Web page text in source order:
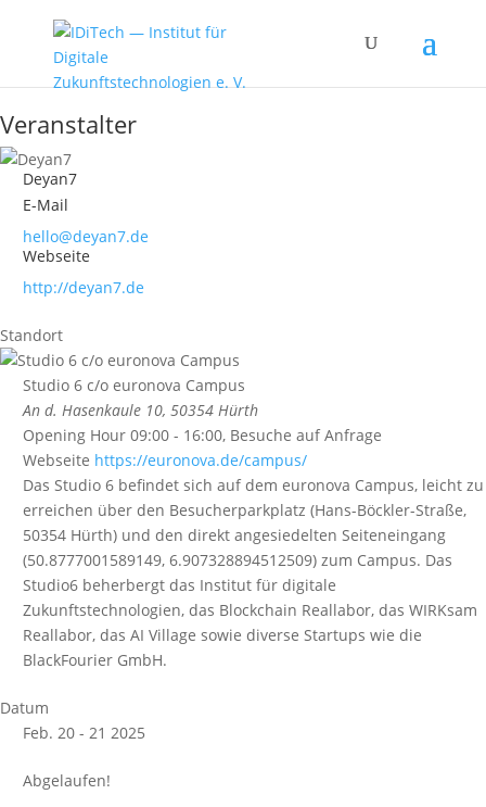
Veranstalter
Deyan7
E-Mail
hello@deyan7.de
Webseite
http://deyan7.de
Standort
Studio 6 c/o euronova Campus
An d. Hasenkaule 10, 50354 Hürth
Opening Hour 09:00 - 16:00, Besuche auf Anfrage
Webseite https://euronova.de/campus/
Das Studio 6 befindet sich auf dem euronova Campus, leicht zu
erreichen über den Besucherparkplatz (Hans-Böckler-Straße,
50354 Hürth) und den direkt angesiedelten Seiteneingang
(50.8777001589149, 6.907328894512509) zum Campus. Das
Studio6 beherbergt das Institut für digitale
Zukunftstechnologien, das Blockchain Reallabor, das WIRKsam
Reallabor, das AI Village sowie diverse Startups wie die
BlackFourier GmbH.
Datum
Feb. 20 - 21 2025
Abgelaufen!